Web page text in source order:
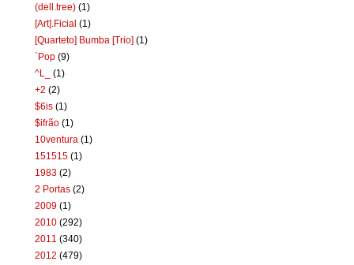
(dell.tree) (1)
[Art].Ficial (1)
[Quarteto] Bumba [Trio] (1)
`Pop (9)
^L_
(1)
+2 (2)
$6is (1)
$ifrão (1)
10ventura (1)
151515 (1)
1983 (2)
2 Portas (2)
2009 (1)
2010 (292)
2011 (340)
2012 (479)